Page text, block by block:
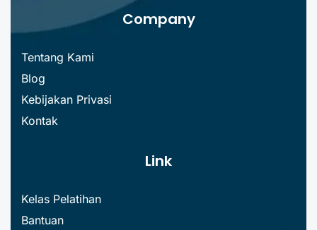
Company
Tentang Kami
Blog
Kebijakan Privasi
Kontak
Link
Kelas Pelatihan
Bantuan